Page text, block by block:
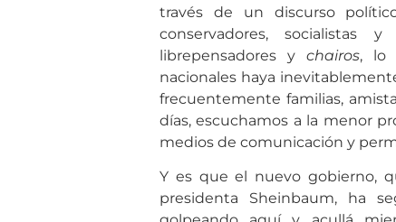
través de un discurso
conservadores, socialistas
librepensadores y chairos, lo
nacionales haya
frecuentemente familias,
días, escuchamos a la menor
medios de comunicación y
Y es que el nuevo gobierno,
presidenta Sheinbaum, ha